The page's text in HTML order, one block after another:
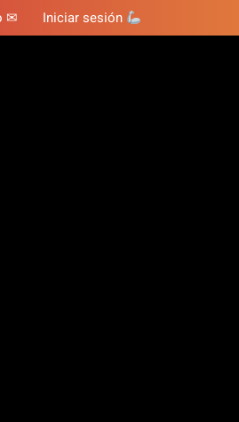
✉ Iniciar sesión